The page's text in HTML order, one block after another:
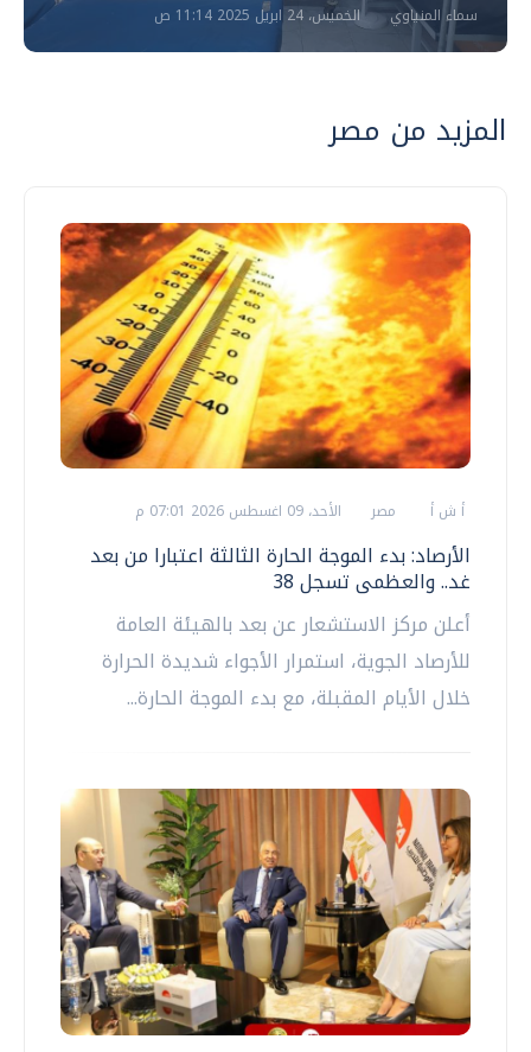
سماء المنياوي الخميس، 24 ابريل 2025 11:14 ص
المزيد من مصر
أ ش أ مصر الأحد، 09 اغسطس 2026 07:01 م
الأرصاد: بدء الموجة الحارة الثالثة اعتبارا من بعد
غد.. والعظمى تسجل 38
أعلن مركز الاستشعار عن بعد بالهيئة العامة
للأرصاد الجوية، استمرار الأجواء شديدة الحرارة
خلال الأيام المقبلة، مع بدء الموجة الحارة...